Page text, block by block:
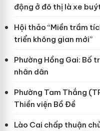
động ở đô thị là xe
Hội thảo “Miền trầm
triển không gian mới”
Phường Hồng Gai: Bố
nhân dân
Phường Tam Thắng
Thiền viện Bồ Đề
Lào Cai chấp thuận